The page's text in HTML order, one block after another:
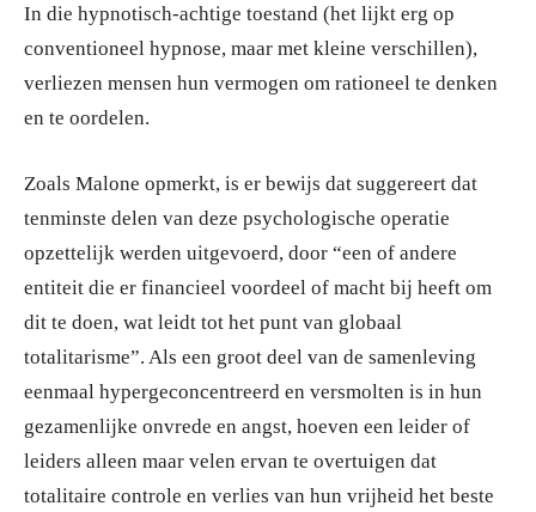
In die hypnotisch-achtige toestand (het lijkt erg op
conventioneel hypnose, maar met kleine verschillen),
verliezen mensen hun vermogen om rationeel te denken
en te oordelen.
Zoals Malone opmerkt, is er bewijs dat suggereert dat
tenminste delen van deze psychologische operatie
opzettelijk werden uitgevoerd, door “een of andere
entiteit die er financieel voordeel of macht bij heeft om
dit te doen, wat leidt tot het punt van globaal
totalitarisme”. Als een groot deel van de samenleving
eenmaal hypergeconcentreerd en versmolten is in hun
gezamenlijke onvrede en angst, hoeven een leider of
leiders alleen maar velen ervan te overtuigen dat
totalitaire controle en verlies van hun vrijheid het beste